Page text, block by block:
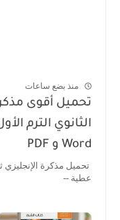
منذ بضع ساعات
تحميل أقوى
Word و PDF
عطية --